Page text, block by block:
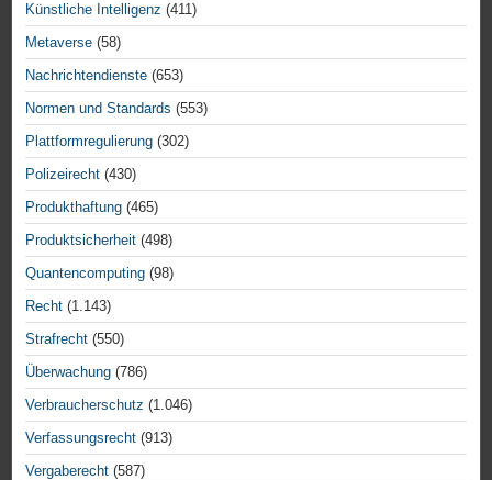
Künstliche Intelligenz (411)
Metaverse (58)
Nachrichtendienste (653)
Normen und Standards (553)
Plattformregulierung (302)
Polizeirecht (430)
Produkthaftung (465)
Produktsicherheit (498)
Quantencomputing (98)
Recht (1.143)
Strafrecht (550)
Überwachung (786)
Verbraucherschutz (1.046)
Verfassungsrecht (913)
Vergaberecht (587)